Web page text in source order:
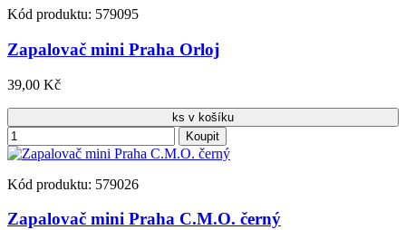
Kód produktu: 579095
Zapalovač mini Praha Orloj
39,00 Kč
ks v košíku
Koupit
Kód produktu: 579026
Zapalovač mini Praha C.M.O. černý